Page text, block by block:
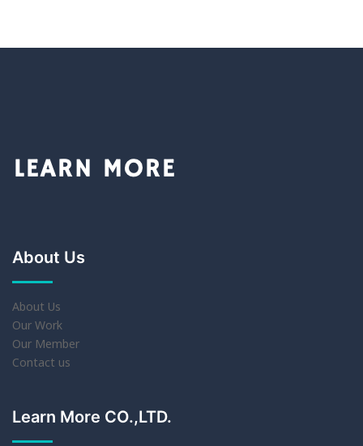
About Us
About Us
Our Work
Our Member
Contact us
Learn More CO.,LTD.